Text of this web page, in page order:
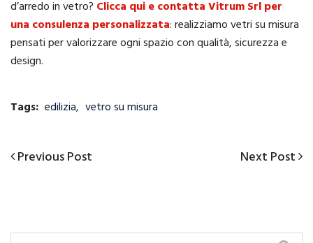
d’arredo in vetro? Clicca qui e contatta Vitrum Srlper
una consulenza personalizzata: realizziamo vetri su misura
pensati per valorizzare ogni spazio con qualità, sicurezza e
design.
Tags: edilizia, vetro su misura
Navigazione
Previous
Previous Post
Next
Next Post